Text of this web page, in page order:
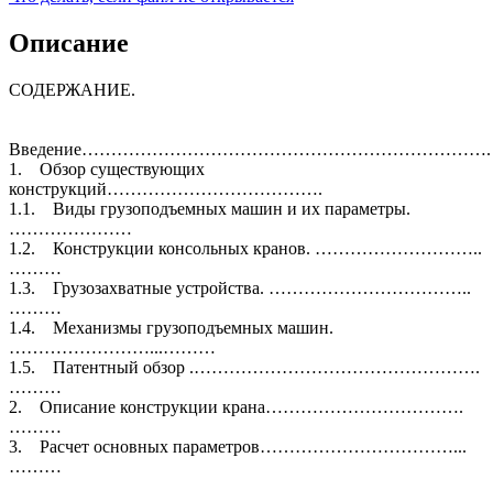
Описание
СОДЕРЖАНИЕ.
1. Обзор существующих
конструкций……………………………….
1.1. Виды грузоподъемных машин и их параметры.
…………………
1.2. Конструкции консольных кранов. ………………………..
………
1.3. Грузозахватные устройства. ……………………………..
………
1.4. Механизмы грузоподъемных машин.
……………………...………
1.5. Патентный обзор .………………………………………….
………
2. Описание конструкции крана…………………………….
………
3. Расчет основных параметров……………………………...
………